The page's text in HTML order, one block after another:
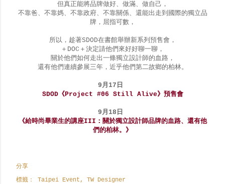
但真正能將品牌做好、做滿、做自己，
不靠爸、不靠媽、不靠政府、不靠關係、還能出走到國際的獨立品
牌，屈指可數，
所以，趁著SDOD在書館舉辦新系列預售會，
＋DOC＋決定請他們來好好聊一聊，
關於他們如何走出一條獨立設計師的血路，
還有他們連續參展三年，近乎他們第二故鄉的柏林。
9月17日
SDOD《Project #06 Still Alive》預售會
9月18日
《給時尚畢業生的講座III：關於獨立設計師品牌的血路、還有他
們的柏林。》
分享
標籤：
Taipei Event TW Designer